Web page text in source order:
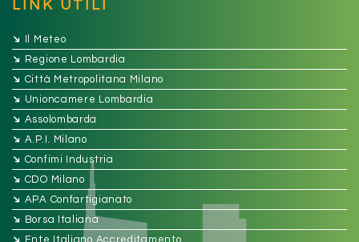
LINK UTILI
➔ Il Meteo
➔ Regione Lombardia
➔ Città Metropolitana Milano
➔ Unioncamere Lombardia
➔ Assolombarda
➔ A.P.I. Milano
➔ Confimi Industria
➔ CDO Milano
➔ APA Confartigianato
➔ Borsa Italiana
Ente Italiano Accreditamento